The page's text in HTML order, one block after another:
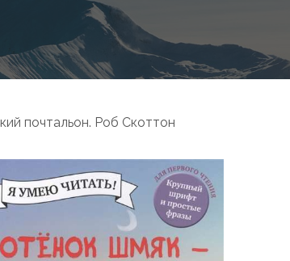
почтальон. Роб Скоттон